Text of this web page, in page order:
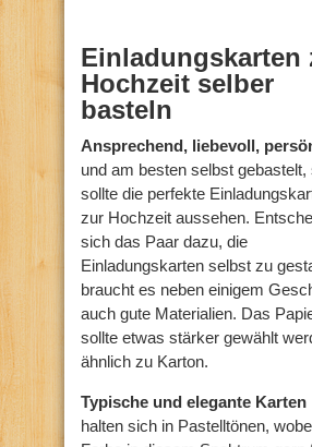
Einladungskarten
Hochzeit selber
basteln
Ansprechend, liebevoll,
und am besten selbst gebastelt,
sollte die perfekte
zur Hochzeit aussehen.
sich das Paar dazu, die
Einladungskarten selbst zu
braucht es neben einigem
auch gute Materialien. Das
sollte etwas stärker gewählt
ähnlich zu Karton.
Typische und elegante Karten
halten sich in Pastelltönen,